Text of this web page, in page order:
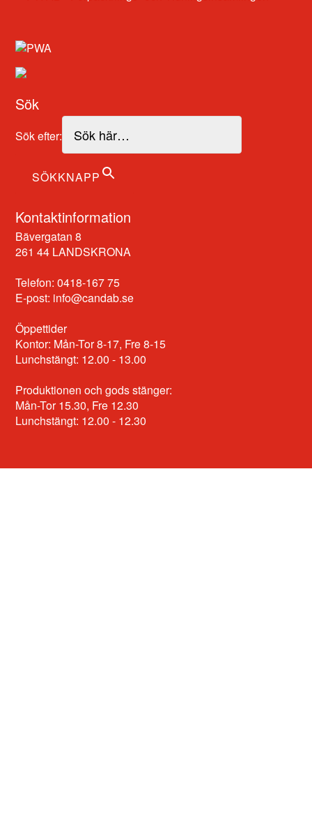
Sök
Sök efter:
SÖKKNAPP
Kontaktinformation
Bävergatan 8
261 44 LANDSKRONA
Telefon: 0418-167 75
E-post: info@candab.se
Öppettider
Kontor: Mån-Tor 8-17, Fre 8-15
Lunchstängt: 12.00 - 13.00
Produktionen och gods stänger:
Mån-Tor 15.30, Fre 12.30
Lunchstängt: 12.00 - 12.30